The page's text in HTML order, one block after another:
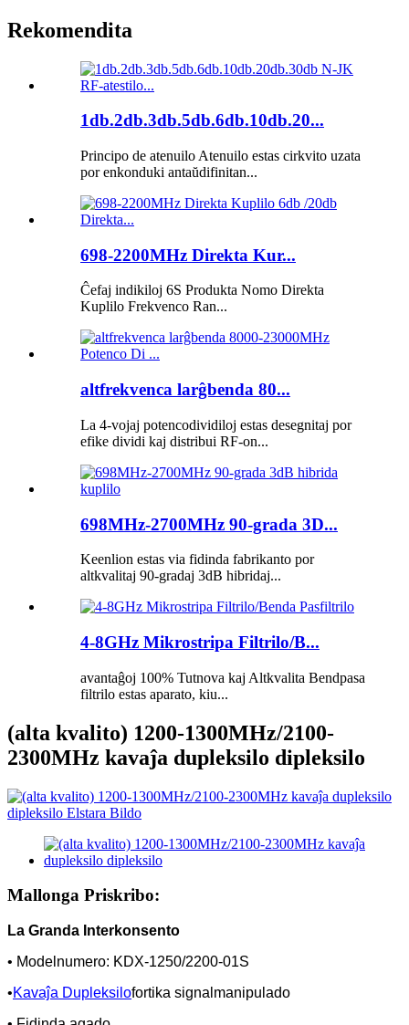
Rekomendita
1db.2db.3db.5db.6db.10db.20...
Principo de atenuilo Atenuilo estas cirkvito uzata
por enkonduki antaŭdifinitan...
698-2200MHz Direkta Kur...
Ĉefaj indikiloj 6S Produkta Nomo Direkta
Kuplilo Frekvenco Ran...
altfrekvenca larĝbenda 80...
La 4-vojaj potencodividiloj estas desegnitaj por
efike dividi kaj distribui RF-on...
698MHz-2700MHz 90-grada 3D...
Keenlion estas via fidinda fabrikanto por
altkvalitaj 90-gradaj 3dB hibridaj...
4-8GHz Mikrostripa Filtrilo/B...
avantaĝoj 100% Tutnova kaj Altkvalita Bendpasa
filtrilo estas aparato, kiu...
(alta kvalito) 1200-1300MHz/2100-
2300MHz kavaĵa dupleksilo dipleksilo
Mallonga Priskribo:
La Granda Interkonsento
• Modelnumero: KDX-1250/2200-01S
•Kavaĵa Dupleksilofortika signalmanipulado